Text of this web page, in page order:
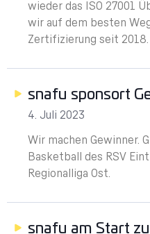
wieder das ISO 27001
wir auf dem besten
Zertifizierung seit 2018.
snafu sponsort
4. Juli 2023
Wir machen Gewinner.
Basketball des RSV
Regionalliga Ost.
snafu am Start